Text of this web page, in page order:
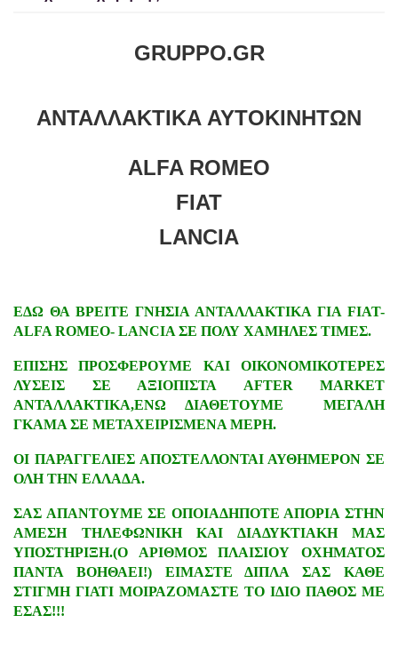
GRUPPO.GR
ΑΝΤΑΛΛΑΚΤΙΚΑ ΑΥΤΟΚΙΝΗΤΩΝ
ALFA ROMEO
FIAT
LANCIA
ΕΔΩ ΘΑ ΒΡΕΙΤΕ ΓΝΗΣΙΑ ΑΝΤΑΛΛΑΚΤΙΚΑ ΓΙΑ FIAT-
ALFA ROMEO- LANCIA ΣΕ ΠΟΛΥ ΧΑΜΗΛΕΣ ΤΙΜΕΣ.
ΕΠΙΣΗΣ ΠΡΟΣΦΕΡΟΥΜΕ ΚΑΙ ΟΙΚΟΝΟΜΙΚΟΤΕΡΕΣ
ΛΥΣΕΙΣ ΣΕ ΑΞΙΟΠΙΣΤΑ AFTER MARKET
ΑΝΤΑΛΛΑΚΤΙΚΑ,ΕΝΩ ΔΙΑΘΕΤΟΥΜΕ ΜΕΓΑΛΗ
ΓΚΑΜΑ ΣΕ ΜΕΤΑΧΕΙΡΙΣΜΕΝΑ ΜΕΡΗ.
ΟΙ ΠΑΡΑΓΓΕΛΙΕΣ ΑΠΟΣΤΕΛΛΟΝΤΑΙ ΑΥΘΗΜΕΡΟΝ ΣΕ
ΟΛΗ ΤΗΝ ΕΛΛΑΔΑ.
ΣΑΣ ΑΠΑΝΤΟΥΜΕ ΣΕ ΟΠΟΙΑΔΗΠΟΤΕ ΑΠΟΡΙΑ ΣΤΗΝ
ΑΜΕΣΗ ΤΗΛΕΦΩΝΙΚΗ ΚΑΙ ΔΙΑΔΥΚΤΙΑΚΗ ΜΑΣ
ΥΠΟΣΤΗΡΙΞΗ.(Ο ΑΡΙΘΜΟΣ ΠΛΑΙΣΙΟΥ ΟΧΗΜΑΤΟΣ
ΠΑΝΤΑ ΒΟΗΘΑΕΙ!) ΕΙΜΑΣΤΕ ΔΙΠΛΑ ΣΑΣ ΚΑΘΕ
ΣΤΙΓΜΗ ΓΙΑΤΙ ΜΟΙΡΑΖΟΜΑΣΤΕ ΤΟ ΙΔΙΟ ΠΑΘΟΣ ΜΕ
ΕΣΑΣ!!!